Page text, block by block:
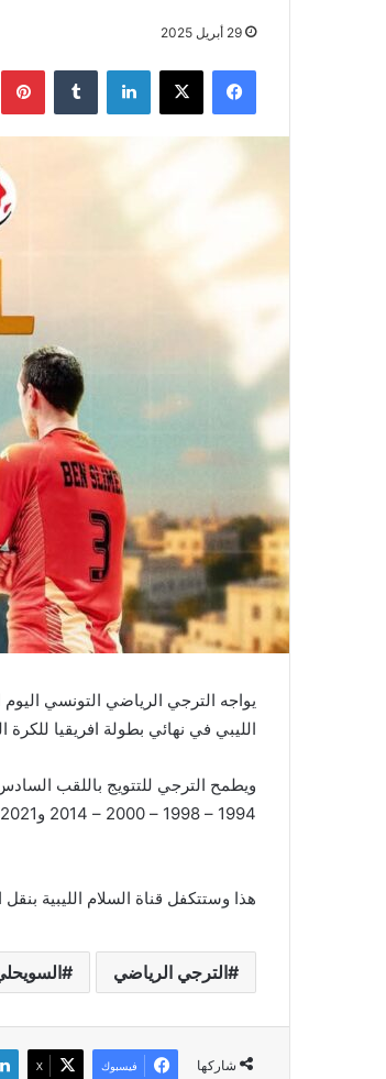
29 أبريل 2025
فيسبوك ‫X لينكدإن
الليبي في نهائي بطولة افريقيا للكرة
ويطمح الترجي للتتويج باللقب
1994 – 1998 – 2000 – 2014 و2021.
هذا وستتكفل قناة السلام الليبية بنقل
الترجي الرياضي
شاركها فيسبوك ‫X